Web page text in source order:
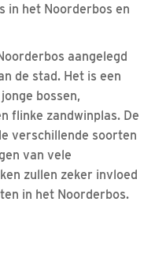
in het Noorderbos en
aangelegd
de stad. Het is een
bossen,
flinke zandwinplas. De
verschillende soorten
van vele
zullen zeker invloed
in het Noorderbos.